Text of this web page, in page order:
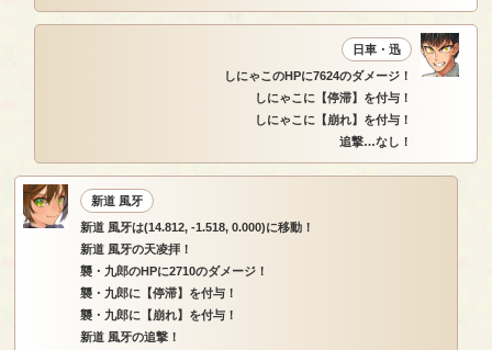
日車・迅
しにゃこのHPに7624のダメージ！
しにゃこに【停滞】を付与！
しにゃこに【崩れ】を付与！
追撃…なし！
新道 風牙
新道 風牙は(14.812, -1.518, 0.000)に移動！
新道 風牙の天凌拝！
襲・九郎のHPに2710のダメージ！
襲・九郎に【停滞】を付与！
襲・九郎に【崩れ】を付与！
新道 風牙の追撃！